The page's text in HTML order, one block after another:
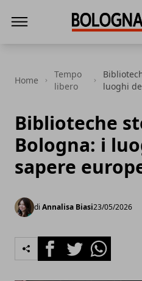
Home
Tempo
libero
luoghi
Biblioteche
Bologna: i
sapere
di Annalisa Biasi23/05/2026
FacebookTwitterWhatsapp